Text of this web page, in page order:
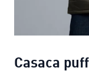
Casaca